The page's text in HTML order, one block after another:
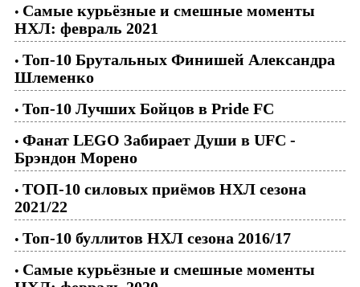
• Самые курьёзные и смешные моменты
НХЛ: февраль 2021
• Топ-10 Брутальных Финишей Александра
Шлеменко
• Топ-10 Лучших Бойцов в Pride FC
• Фанат LEGO Забирает Души в UFC -
Брэндон Морено
• ТОП-10 силовых приёмов НХЛ сезона
2021/22
• Топ-10 буллитов НХЛ сезона 2016/17
• Самые курьёзные и смешные моменты